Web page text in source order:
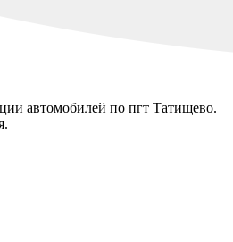
автомобилей по пгт Татищево.